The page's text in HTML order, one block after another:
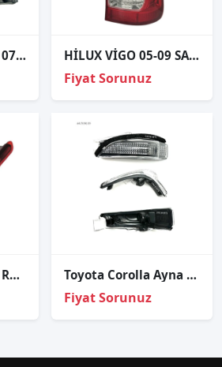
Toyota Far Corolla 07-09 Sol (A-kalite) HİLUX VİGO 05-09 SAĞ STOP
Fiyat Sorunuz
Toyota Hılux Revo Reflektör Bagaj Kaput 2015-2017 Toyota Corolla Ayna Sinyali 2013 2018 Sağ Sol
Fiyat Sorunuz